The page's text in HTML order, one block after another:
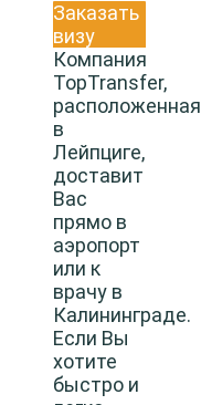
Заказать
визу
Компания
TopTransfer,
расположенная
в
Лейпциге,
доставит
Вас
прямо в
аэропорт
или к
врачу в
Калининграде.
Если Вы
хотите
быстро и